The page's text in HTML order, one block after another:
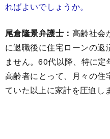
ればよいでしょうか。
尾倉隆景弁護士： 高齢社会
に退職後に住宅ローンの返
ません。60代以降、特に
高齢者にとって、月々の住
ていた以上に家計を圧迫し